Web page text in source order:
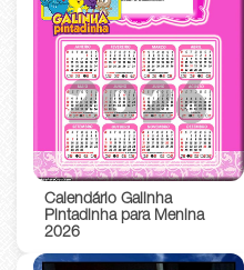
Calendário Galinha
Pintadinha para Menina
2026